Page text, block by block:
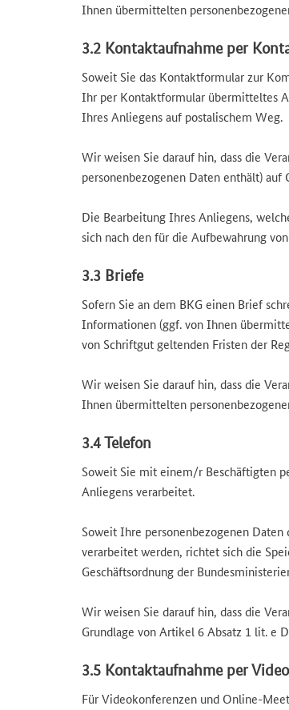
Ihnen übermittelten
3.2 Kontaktaufnahme per
Soweit Sie das Kontaktformular zur
Ihr per Kontaktformular übermitteltes
Ihres Anliegens auf postalischem Weg.
Wir weisen Sie darauf hin, dass die
personenbezogenen Daten enthält)
Die Bearbeitung Ihres Anliegens,
sich nach den für die Aufbewahrung
3.3 Briefe
Sofern Sie an dem BKG einen Brief
Informationen (ggf. von Ihnen
von Schriftgut geltenden Fristen der
Wir weisen Sie darauf hin, dass die
Ihnen übermittelten
3.4 Telefon
Soweit Sie mit einem/r Beschäftigten
Anliegens verarbeitet.
Soweit Ihre personenbezogenen
verarbeitet werden, richtet sich die
Geschäftsordnung der
Wir weisen Sie darauf hin, dass die
Grundlage von Artikel 6 Absatz 1 lit. e
3.5 Kontaktaufnahme per
Für Videokonferenzen und Online-